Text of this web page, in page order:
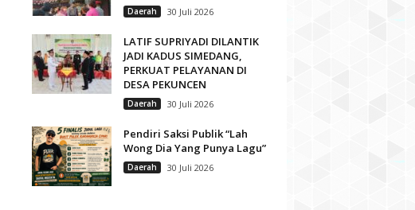
Daerah 30 Juli 2026
LATIF SUPRIYADI DILANTIK
JADI KADUS SIMEDANG,
PERKUAT PELAYANAN DI
DESA PEKUNCEN
Daerah 30 Juli 2026
Pendiri Saksi Publik “Lah
Wong Dia Yang Punya Lagu”
Daerah 30 Juli 2026